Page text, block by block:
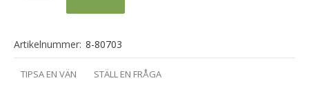
Artikelnummer: 8-80703
TIPSA EN VÄN STÄLL EN FRÅGA